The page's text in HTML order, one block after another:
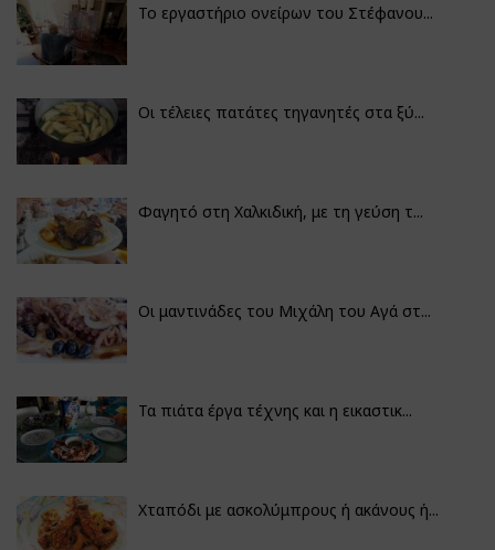
Το εργαστήριο ονείρων του Στέφανου...
Οι τέλειες πατάτες τηγανητές στα ξύ...
Φαγητό στη Χαλκιδική, με τη γεύση τ...
Οι μαντινάδες του Μιχάλη του Αγά στ...
Τα πιάτα έργα τέχνης και η εικαστικ...
Χταπόδι με ασκολύμπρους ή ακάνους ή...